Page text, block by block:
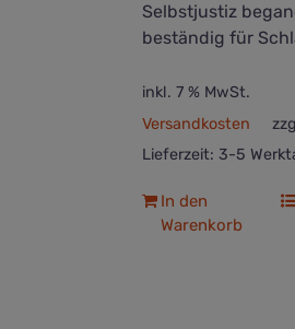
Selbstjustiz
beständig für
inkl. 7 % MwSt.
Versandkosten
Lieferzeit: 3-5
In den
Warenkorb